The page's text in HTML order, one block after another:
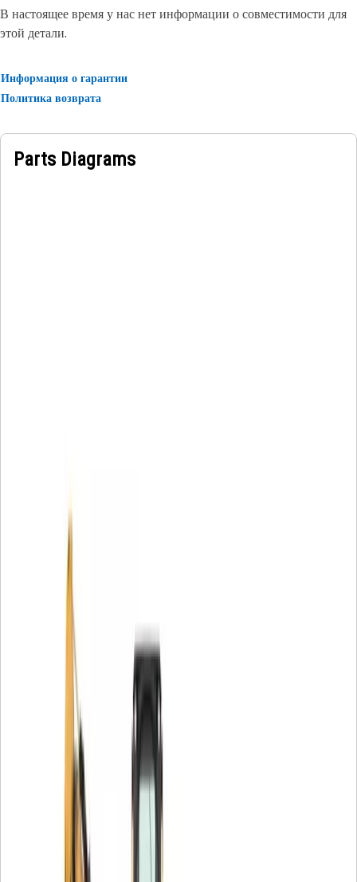
В настоящее время у нас нет информации о совместимости для
этой детали.
Информация о гарантии
Политика возврата
Parts Diagrams